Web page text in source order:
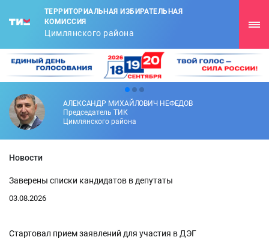
ТЕРРИТОРИАЛЬНАЯ ИЗБИРАТЕЛЬНАЯ
КОМИССИЯ
Цимлянского района
АЛЕКСАНДР МИХАЙЛОВИЧ НЕФЕДОВ
Председатель ТИК
Цимлянского района
Новости
Заверены списки кандидатов в депутаты
03.08.2026
Стартовал прием заявлений для участия в ДЭГ